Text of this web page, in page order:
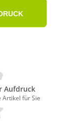
Aufdruck
Artikel für Sie